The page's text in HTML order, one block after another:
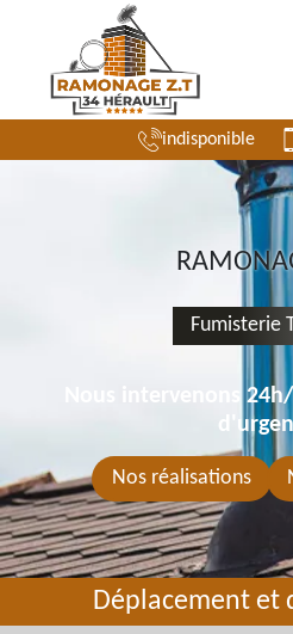
indisponible
Fumisterie
Nous intervenons
Nos réalisations
Déplacement et